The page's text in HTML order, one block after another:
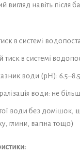
вигляд навіть після
в системі
в системі
води (pH): 6.5–8.5
води: не
води без домішок,
глини, вапна тощо)